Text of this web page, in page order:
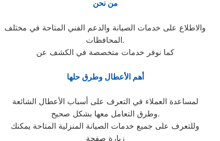
من نحن
والاطلاع على خدمات الصيانة والدعم الفني المتاحة في مختلف
المحافظات.
كما نوفر خدمات متخصصة في الكشف عن
أهم الأعطال وطرق حلها
لمساعدة العملاء في التعرف على أسباب الأعطال الشائعة
وطرق التعامل معها بشكل صحيح.
وللتعرف على جميع خدمات الصيانة المنزلية المتاحة يمكنك
زيارة صفحة